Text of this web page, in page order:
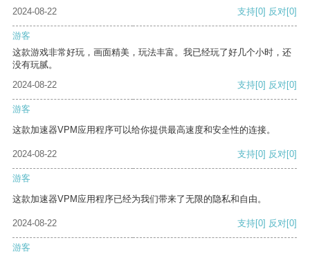
2024-08-22 支持[0] 反对[0]
游客
这款游戏非常好玩，画面精美，玩法丰富。我已经玩了好几个小时，还
没有玩腻。
2024-08-22
支持[0] 反对[0]
游客
这款加速器VPM应用程序可以给你提供最高速度和安全性的连接。
2024-08-22 支持[0] 反对[0]
游客
这款加速器VPM应用程序已经为我们带来了无限的隐私和自由。
2024-08-22 支持[0] 反对[0]
游客